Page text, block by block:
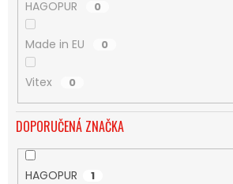
HAGOPUR 0
Made in EU 0
Vitex 0
DOPORUČENÁ ZNAČKA
HAGOPUR 1